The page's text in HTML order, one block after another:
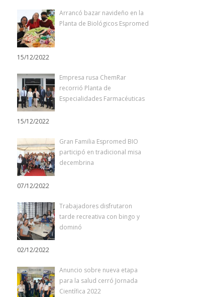
Arrancó bazar navideño en la
Planta de Biológicos Espromed
15/12/2022
Empresa rusa ChemRar
recorrió Planta de
Especialidades Farmacéuticas
15/12/2022
Gran Familia Espromed BIO
participó en tradicional misa
decembrina
07/12/2022
Trabajadores disfrutaron
tarde recreativa con bingo y
dominó
02/12/2022
Anuncio sobre nueva etapa
para la salud cerró Jornada
Científica 2022